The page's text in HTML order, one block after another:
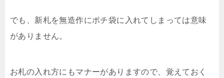
でも、新札を無造作にポチ袋に入れてしまっては意味
がありません。
お札の入れ方にもマナーがありますので、覚えておく